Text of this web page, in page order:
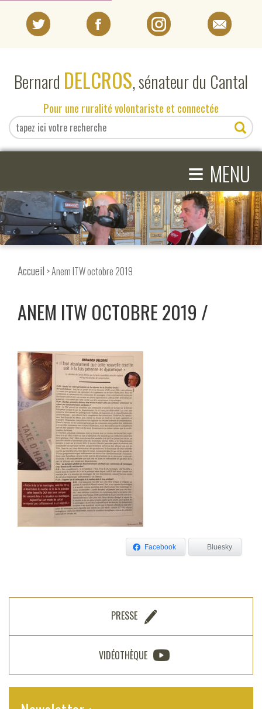
Bernard DELCROS, sénateur du Cantal
Pour une ruralité volontariste et connectée
≡ MENU
EN DIRECT DU SÉNAT
EN DIRECT DU CANTAL
COMPRENDRE LE SÉNAT
Accueil > Anem ITW octobre 2019
ANEM ITW OCTOBRE 2019
Facebook Bluesky
PRESSE
VIDÉOTHÈQUE